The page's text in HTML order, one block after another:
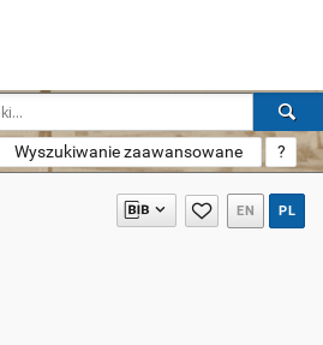
Wyszukiwanie zaawansowane ?
EN PL